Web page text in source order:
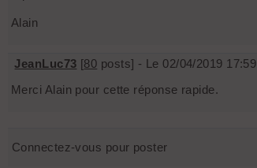
Alain
JeanLuc73 [80 posts] - Le 02/04/2019 17:59
Merci Alain pour cette réponse rapide.
Connectez-vous pour poster